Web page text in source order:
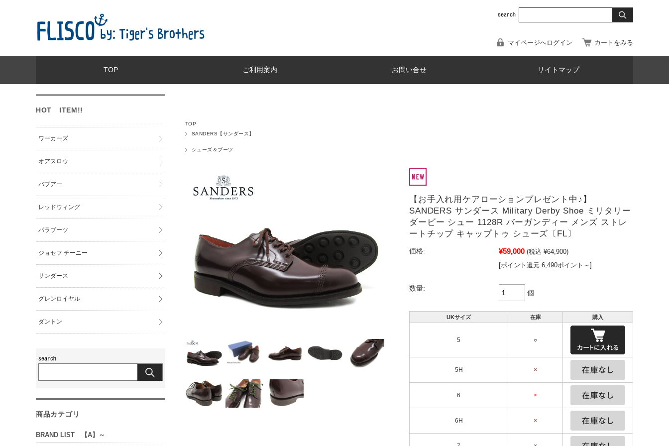
マイページへログイン カートをみる
TOP ご利用案内 お問い合せ サイトマップ
TOP
SANDERS【サンダース】
シューズ＆ブーツ
【お手入れ用ケアローションプレゼント中♪】
SANDERS サンダース Military Derby Shoe ミリタリー
ダービー シュー 1128R バーガンディー メンズ ストレ
ートチップ キャップトゥ シューズ〔FL〕
価格: ¥59,000 (税込 ¥64,900)
[ポイント還元 6,490ポイント～]
数量:
個
UKサイズ 在庫 購入
5 ○
5H ×
6 ×
6H ×
HOT ITEM!!
ワーカーズ
オアスロウ
バブアー
レッドウィング
パラブーツ
ジョセフ チーニー
サンダース
グレンロイヤル
ダントン
商品カテゴリ
BRAND LIST 【A】～